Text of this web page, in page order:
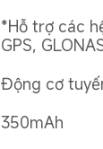
*Hỗ trợ các
GPS,
Động cơ
350mAh